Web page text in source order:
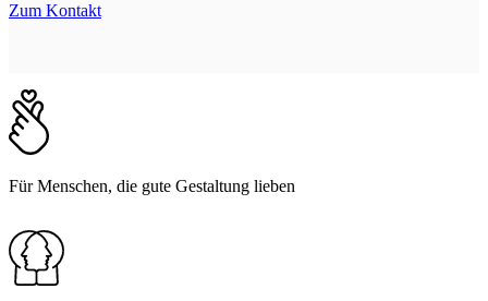
Zum Kontakt
Für Menschen, die gute Gestaltung lieben